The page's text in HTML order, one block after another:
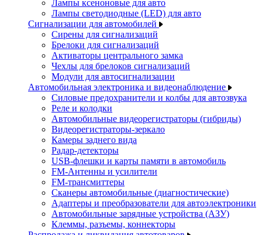
Лампы ксеноновые для авто
Лампы светодиодные (LED) для авто
Сигнализации для автомобилей
Сирены для сигнализаций
Брелоки для сигнализаций
Активаторы центрального замка
Чехлы для брелоков сигнализаций
Модули для автосигнализации
Автомобильная электроника и видеонаблюдение
Силовые предохранители и колбы для автозвука
Реле и колодки
Автомобильные видеорегистраторы (гибриды)
Видеорегистраторы-зеркало
Камеры заднего вида
Радар-детекторы
USB-флешки и карты памяти в автомобиль
FM-Антенны и усилители
FM-трансмиттеры
Сканеры автомобильные (диагностические)
Адаптеры и преобразователи для автоэлектроники
Автомобильные зарядные устройства (АЗУ)
Клеммы, разъемы, коннекторы